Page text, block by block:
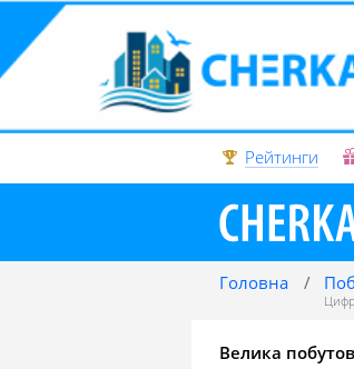
Рейтинги
Головна
Велика